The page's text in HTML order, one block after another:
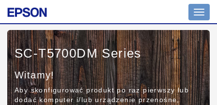
SC-T5700DM Series
Witamy!
Aby skonfigurować produkt po raz pierwszy lub
dodać komputer i/lub urządzenie przenośne,